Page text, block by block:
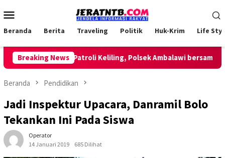
ke
Mobile
Beranda Berita Traveling Politik Huk-Krim Life
Breaking News
Lakukan Patroli Keliling, Polsek Ambalawi bersama TNI dan
Beranda Pendidikan
Jadi Inspektur Upacara, Danramil Bolo
Tekankan Ini Pada Siswa
Operator
14 Januari 2019
685 Dilihat